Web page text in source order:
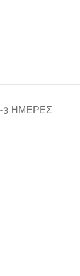
3 ΗΜΈΡΕΣ